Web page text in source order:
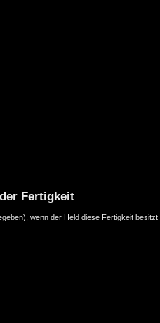
der Fertigkeit
wenn der Held diese Fertigkeit besitzt